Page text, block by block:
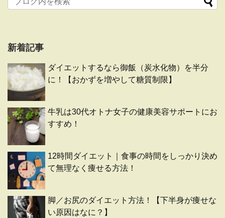
新着記事
ダイエットするなら御飯（炭水化物）を半分
に！【おかずを増やして糖質制限】
牛乳は30代オトナ女子の健康美容サポートにお
すすめ！
12時間ダイエット｜食事の時間をしっかり決め
て無理なく痩せる方法！
脚／お尻のダイエット方法！【下半身が痩せな
い原因はなに？】